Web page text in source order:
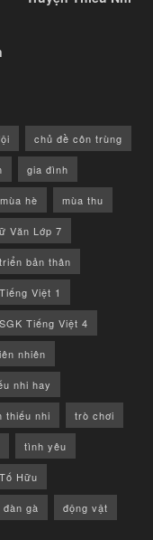
chủ đề côn trùng
gia đình
mùa hè mùa thu
Văn Lớp 7
bản thân
Việt 1
SGK Tiếng Việt 4
nhiên
nhi hay
thiếu nhi trò chơi
tình yêu
Tố Hữu
đàn gà động vật